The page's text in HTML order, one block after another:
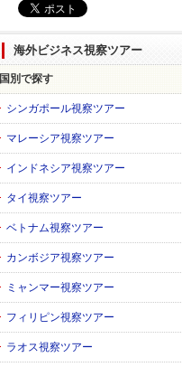
海外ビジネス視察ツアー
国別で探す
シンガポール視察ツアー
マレーシア視察ツアー
インドネシア視察ツアー
タイ視察ツアー
ベトナム視察ツアー
カンボジア視察ツアー
ミャンマー視察ツアー
フィリピン視察ツアー
ラオス視察ツアー